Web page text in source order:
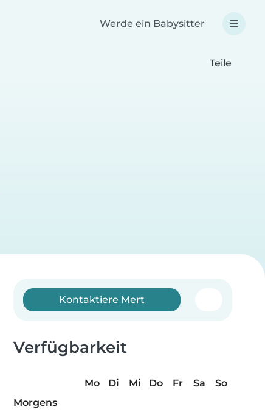
Werde ein Babysitter
Teile
Kontaktiere Mert
Verfügbarkeit
Mo Di Mi Do Fr Sa
So
Morgens